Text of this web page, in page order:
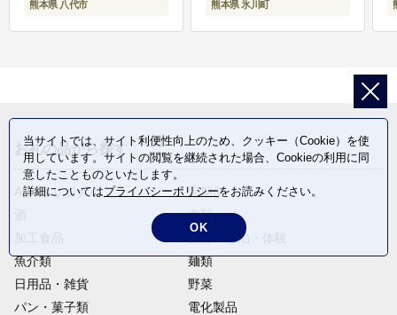
熊本県 八代市 熊本県 氷川町
お礼の品から探す
ANAオリジナル
定期便
肉類
旅行・宿泊・体験
魚介類
麺類
日用品・雑貨
野菜
パン・菓子類
電化製品
当サイトでは、サイト利便性向上のため、クッキー（Cookie）を使
用しています。サイトの閲覧を継続された場合、Cookieの利用に同
意したことものといたします。
詳細についてはプライバシーポリシーをお読みください。
OK